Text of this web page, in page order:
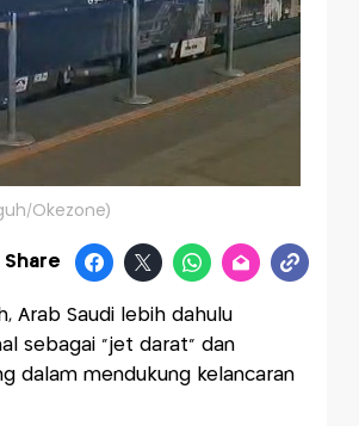
Okezone)
Share
Arab Saudi lebih dahulu
sebagai “jet darat” dan
dalam mendukung kelancaran